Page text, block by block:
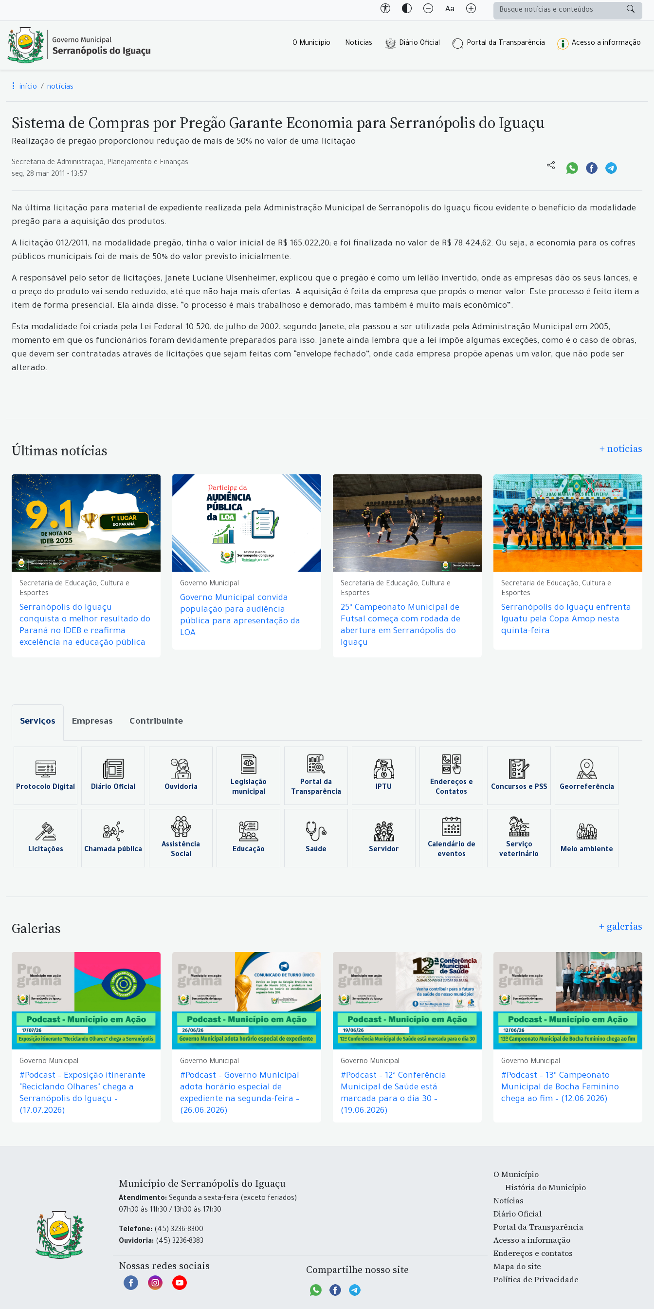
O Município Notícias Diário Oficial Portal da Transparência Acesso a informação
início notícias
Sistema de Compras por Pregão Garante Economia para Serranópolis do Iguaçu
Realização de pregão proporcionou redução de mais de 50% no valor de uma licitação
Secretaria de Administração, Planejamento e Finanças
seg, 28 mar 2011 - 13:57
Na última licitação para material de expediente realizada pela Administração Municipal de Serranópolis do Iguaçu ficou evidente o benefício da modalidade
pregão para a aquisição dos produtos.
A licitação 012/2011, na modalidade pregão, tinha o valor inicial de R$ 165.022,20; e foi finalizada no valor de R$ 78.424,62. Ou seja, a economia para os cofres
públicos municipais foi de mais de 50% do valor previsto inicialmente.
A responsável pelo setor de licitações, Janete Luciane Ulsenheimer, explicou que o pregão é como um leilão invertido, onde as empresas dão os seus lances, e
o preço do produto vai sendo reduzido, até que não haja mais ofertas. A aquisição é feita da empresa que propôs o menor valor. Este processo é feito item a
item de forma presencial. Ela ainda disse: “o processo é mais trabalhoso e demorado, mas também é muito mais econômico”.
Esta modalidade foi criada pela Lei Federal 10.520, de julho de 2002, segundo Janete, ela passou a ser utilizada pela Administração Municipal em 2005,
momento em que os funcionários foram devidamente preparados para isso. Janete ainda lembra que a lei impõe algumas exceções, como é o caso de obras,
que devem ser contratadas através de licitações que sejam feitas com “envelope fechado”, onde cada empresa propõe apenas um valor, que não pode ser
alterado.
Últimas notícias + notícias
Secretaria de Educação, Cultura e
Esportes
Serranópolis do Iguaçu
conquista o melhor resultado do
Paraná no IDEB e reafirma
excelência na educação pública
Governo Municipal
Governo Municipal convida
população para audiência
pública para apresentação da
LOA
Secretaria de Educação, Cultura e
Esportes
25º Campeonato Municipal de
Futsal começa com rodada de
abertura em Serranópolis do
Iguaçu
Secretaria de Educação, Cultura e
Esportes
Serranópolis do Iguaçu enfrenta
Iguatu pela Copa Amop nesta
quinta-feira
Serviços Empresas Contribuinte
Protocolo Digital Diário Oficial Ouvidoria
Legislação
municipal
Portal da
Transparência
IPTU
Endereços e
Contatos
Concursos e PSS Georreferência
Licitações Chamada pública
Assistência
Social
Educação Saúde Servidor
Calendário de
eventos
Serviço
veterinário
Meio ambiente
Galerias + galerias
Governo Municipal
#Podcast – Exposição itinerante
"Reciclando Olhares" chega a
Serranópolis do Iguaçu –
(17.07.2026)
Governo Municipal
#Podcast – Governo Municipal
adota horário especial de
expediente na segunda-feira –
(26.06.2026)
Governo Municipal
#Podcast – 12ª Conferência
Municipal de Saúde está
marcada para o dia 30 –
(19.06.2026)
Governo Municipal
#Podcast – 13º Campeonato
Municipal de Bocha Feminino
chega ao fim – (12.06.2026)
Município de Serranópolis do Iguaçu
Atendimento: Segunda a sexta-feira (exceto feriados)
07h30 às 11h30 / 13h30 às 17h30
Telefone: (45) 3236-8300
Ouvidoria: (45) 3236-8383
Nossas redes sociais Compartilhe nosso site
O Município
História do Município
Notícias
Diário Oficial
Portal da Transparência
Acesso a informação
Endereços e contatos
Mapa do site
Política de Privacidade